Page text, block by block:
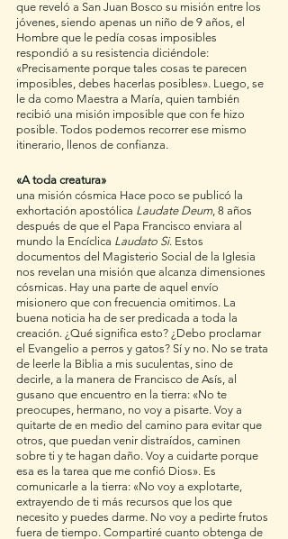
que reveló a San Juan Bosco su misión entre los
jóvenes, siendo apenas un niño de 9 años, el
Hombre que le pedía cosas imposibles
respondió a su resistencia diciéndole:
«Precisamente porque tales cosas te parecen
imposibles, debes hacerlas posibles». Luego, se
le da como Maestra a María, quien también
recibió una misión imposible que con fe hizo
posible. Todos podemos recorrer ese mismo
itinerario, llenos de confianza.
«A toda creatura»
una misión cósmica Hace poco se publicó la
exhortación apostólica Laudate Deum, 8 años
después de que el Papa Francisco enviara al
mundo la Encíclica Laudato Si. Estos
documentos del Magisterio Social de la Iglesia
nos revelan una misión que alcanza dimensiones
cósmicas. Hay una parte de aquel envío
misionero que con frecuencia omitimos. La
buena noticia ha de ser predicada a toda la
creación. ¿Qué significa esto? ¿Debo proclamar
el Evangelio a perros y gatos? Sí y no. No se trata
de leerle la Biblia a mis suculentas, sino de
decirle, a la manera de Francisco de Asís, al
gusano que encuentro en la tierra: «No te
preocupes, hermano, no voy a pisarte. Voy a
quitarte de en medio del camino para evitar que
otros, que puedan venir distraídos, caminen
sobre ti y te hagan daño. Voy a cuidarte porque
esa es la tarea que me confió Dios». Es
comunicarle a la tierra: «No voy a explotarte,
extrayendo de ti más recursos que los que
necesito y puedes darme. No voy a pedirte frutos
fuera de tiempo. Compartiré cuanto obtenga de